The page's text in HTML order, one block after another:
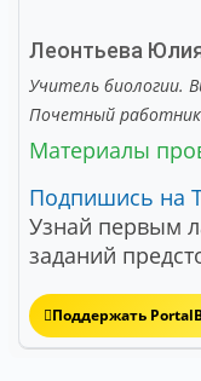
Леонтьева
Учитель биологии.
Почетный работник
Материалы
Подпишись на
Узнай первым
заданий
Поддержать